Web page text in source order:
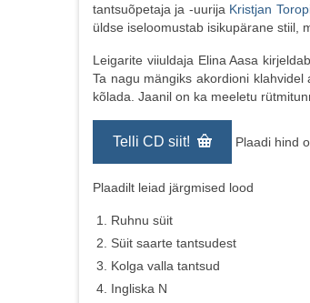
tantsuõpetaja ja -uurija Kristjan
üldse iseloomustab isikupärane stiil,
Leigarite viiuldaja Elina Aasa
Ta nagu mängiks akordioni
kõlada. Jaanil on ka meeletu
Telli CD siit! Plaadi hind
Plaadilt leiad järgmised lood
Ruhnu süit
Süit saarte tantsudest
Kolga valla tantsud
Ingliska N